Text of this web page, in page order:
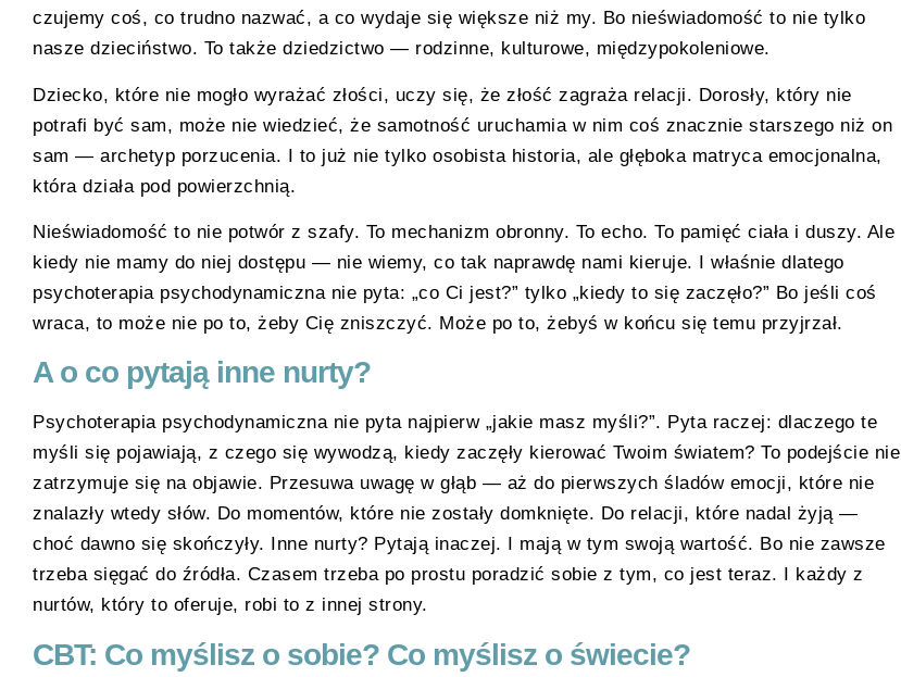
czujemy coś, co trudno nazwać, a co wydaje się większe niż my. Bo nieświadomość to nie tylko
nasze dzieciństwo. To także dziedzictwo — rodzinne, kulturowe, międzypokoleniowe.
Dziecko, które nie mogło wyrażać złości, uczy się, że złość zagraża relacji. Dorosły, który nie
potrafi być sam, może nie wiedzieć, że samotność uruchamia w nim coś znacznie starszego niż on
sam — archetyp porzucenia. I to już nie tylko osobista historia, ale głęboka matryca emocjonalna,
która działa pod powierzchnią.
Nieświadomość to nie potwór z szafy. To mechanizm obronny. To echo. To pamięć ciała i duszy. Ale
kiedy nie mamy do niej dostępu — nie wiemy, co tak naprawdę nami kieruje. I właśnie dlatego
psychoterapia psychodynamiczna nie pyta: „co Ci jest?” tylko „kiedy to się zaczęło?” Bo jeśli coś
wraca, to może nie po to, żeby Cię zniszczyć. Może po to, żebyś w końcu się temu przyjrzał.
A o co pytają inne nurty?
Psychoterapia psychodynamiczna nie pyta najpierw „jakie masz myśli?”. Pyta raczej: dlaczego te
myśli się pojawiają, z czego się wywodzą, kiedy zaczęły kierować Twoim światem? To podejście nie
zatrzymuje się na objawie. Przesuwa uwagę w głąb — aż do pierwszych śladów emocji, które nie
znalazły wtedy słów. Do momentów, które nie zostały domknięte. Do relacji, które nadal żyją —
choć dawno się skończyły. Inne nurty? Pytają inaczej. I mają w tym swoją wartość. Bo nie zawsze
trzeba sięgać do źródła. Czasem trzeba po prostu poradzić sobie z tym, co jest teraz. I każdy z
nurtów, który to oferuje, robi to z innej strony.
CBT: Co myślisz o sobie? Co myślisz o świecie?